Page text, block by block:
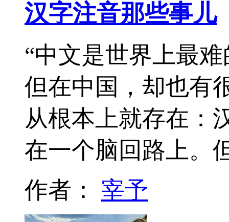
汉字注音那些事儿
“中文是世界上最
但在中国，却也有
从根本上就存在：
在一个脑回路上
作者： 宰予